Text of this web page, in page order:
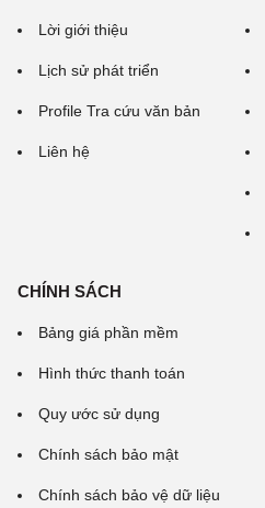
Lời giới thiệu
Lịch sử phát triển
Profile Tra cứu văn bản
Liên hệ
CHÍNH SÁCH
Bảng giá phần mềm
Hình thức thanh toán
Quy ước sử dụng
Chính sách bảo mật
Chính sách bảo vệ dữ liệu